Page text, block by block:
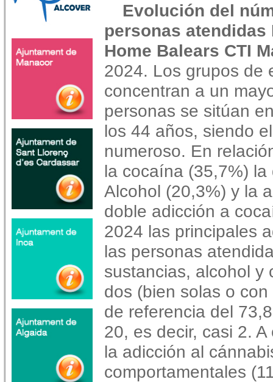
Evolución del
personas atendidas
Home Balears CTI
2024. Los grupos de
concentran a un
personas se sitúan
los 44 años, siendo
numeroso. En
la cocaína (35,7%)
Alcohol (20,3%) y la
doble adicción a
2024 las principales
las personas
sustancias, alcohol y
dos (bien solas o
de referencia del
20, es decir, casi 2.
la adicción al
comportamentales